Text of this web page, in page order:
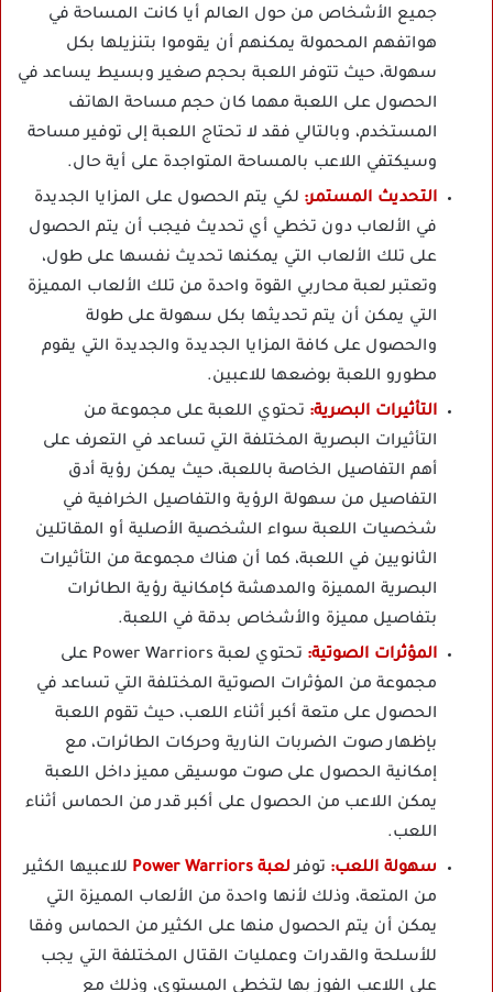
جميع الأشخاص من حول العالم أيا كانت المساحة في
هواتفهم المحمولة يمكنهم أن يقوموا بتنزيلها بكل
سهولة، حيث تتوفر اللعبة بحجم صغير وبسيط يساعد في
الحصول على اللعبة مهما كان حجم مساحة الهاتف
المستخدم، وبالتالي فقد لا تحتاج اللعبة إلى توفير مساحة
وسيكتفي اللاعب بالمساحة المتواجدة على أية حال.
التحديث المستمر: لكي يتم الحصول على المزايا الجديدة
في الألعاب دون تخطي أي تحديث فيجب أن يتم الحصول
على تلك الألعاب التي يمكنها تحديث نفسها على طول،
وتعتبر لعبة محاربي القوة واحدة من تلك الألعاب المميزة
التي يمكن أن يتم تحديثها بكل سهولة على طولة
والحصول على كافة المزايا الجديدة والجديدة التي يقوم
مطورو اللعبة بوضعها للاعبين.
التأثيرات البصرية: تحتوي اللعبة على مجموعة من
التأثيرات البصرية المختلفة التي تساعد في التعرف على
أهم التفاصيل الخاصة باللعبة، حيث يمكن رؤية أدق
التفاصيل من سهولة الرؤية والتفاصيل الخرافية في
شخصيات اللعبة سواء الشخصية الأصلية أو المقاتلين
الثانويين في اللعبة، كما أن هناك مجموعة من التأثيرات
البصرية المميزة والمدهشة كإمكانية رؤية الطائرات
بتفاصيل مميزة والأشخاص بدقة في اللعبة.
المؤثرات الصوتية:
تحتوي لعبة Power Warriors على
مجموعة من المؤثرات الصوتية المختلفة التي تساعد في
الحصول على متعة أكبر أثناء اللعب، حيث تقوم اللعبة
بإظهار صوت الضربات النارية وحركات الطائرات، مع
إمكانية الحصول على صوت موسيقى مميز داخل اللعبة
يمكن اللاعب من الحصول على أكبر قدر من الحماس أثناء
اللعب.
سهولة اللعب: توفرلعبة Power Warriors
للاعبيها الكثير
من المتعة، وذلك لأنها واحدة من الألعاب المميزة التي
يمكن أن يتم الحصول منها على الكثير من الحماس وفقا
للأسلحة والقدرات وعمليات القتال المختلفة التي يجب
على اللاعب الفوز بها لتخطي المستوى، وذلك مع